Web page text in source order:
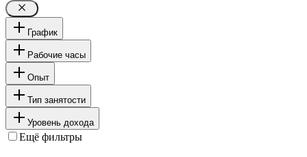
График
Рабочие часы
Опыт
Тип занятости
Уровень дохода
Ещё фильтры